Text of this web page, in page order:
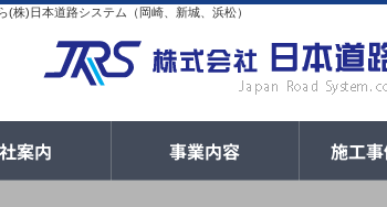
株)日本道路システム（岡崎、新城、浜松）
案内 事業内容 施工